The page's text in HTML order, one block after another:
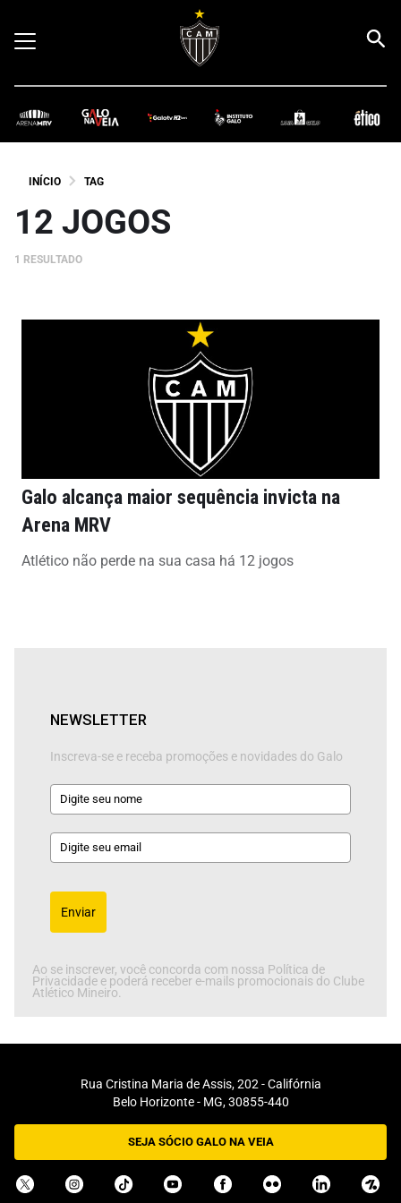
INÍCIO TAG
12 JOGOS
1 RESULTADO
Galo alcança maior sequência invicta na
Arena MRV
Atlético não perde na sua casa há 12 jogos
NEWSLETTER
Inscreva-se e receba promoções e novidades do Galo
Enviar
Ao se inscrever, você concorda com nossa Política de
Privacidade e poderá receber e-mails promocionais do Clube
Atlético Mineiro.
Rua Cristina Maria de Assis, 202 - Califórnia
Belo Horizonte - MG, 30855-440
SEJA SÓCIO GALO NA VEIA